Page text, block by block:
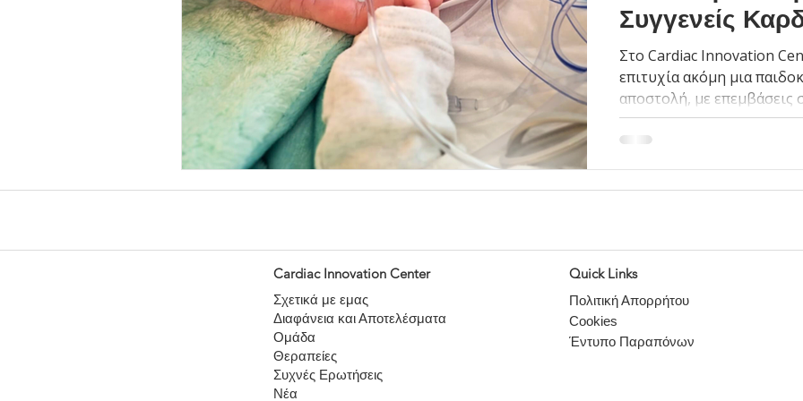
Συγγενείς
(CHD
Στο Cardiac Innovation
επιτυχία ακόμη μια
αποστολή, με επεμβάσεις
όπως διόρθωση
δακτυλίου και ASD.
Cardiac Innovation Center
Σχετικά με εμας
Διαφάνεια και Αποτελέσματα
Ομάδα
Θεραπείες
Συχνές Ερωτήσεις
Νέα
Quick Links
Πολιτική Απορρήτου
Cookies
Έντυπο Παραπόνων